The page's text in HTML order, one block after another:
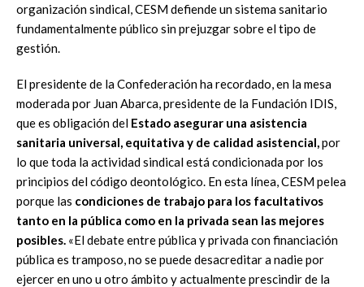
organización sindical, CESM defiende un sistema sanitario
fundamentalmente público sin prejuzgar sobre el tipo de
gestión.
El presidente de la Confederación ha recordado, en la mesa
moderada por Juan Abarca, presidente de la Fundación IDIS,
que es obligación del Estado asegurar una asistencia
sanitaria universal, equitativa y de calidad asistencial,por
lo que toda la actividad sindical está condicionada por los
principios del código deontológico. En esta línea, CESM pelea
porque las condiciones de trabajo para los facultativos
tanto en la pública como en la privada sean las mejores
posibles. «El debate entre pública y privada con financiación
pública es tramposo, no se puede desacreditar a nadie por
ejercer en uno u otro ámbito y actualmente prescindir de la